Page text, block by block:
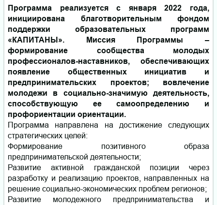
Программа реализуется с января 2022 года,
инициирована благотворительным фондом
поддержки образовательных программ
«КАПИТАНЫ». Миссия Программы –
формирование сообщества молодых
профессионалов-наставников, обеспечивающих
появление общественных инициатив и
предпринимательских проектов; вовлечение
молодежи в социально-значимую деятельность,
способствующую ее самоопределению и
профориентации ориентации.
Программа направлена на достижение следующих
стратегических целей:
Формирование позитивного образа
предпринимательской деятельности;
Развитие активной гражданской позиции через
разработку и реализацию проектов, направленных на
решение социально-экономических проблем регионов;
Развитие молодежного предпринимательства и